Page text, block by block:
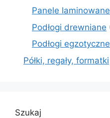
Panele laminowane
Podłogi drewniane
Podłogi egzotyczne
Półki, regały, formatki
Szukaj